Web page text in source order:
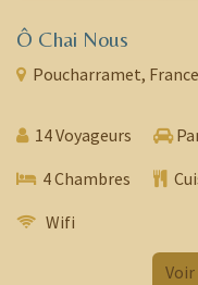
Ô Chai Nous
Poucharramet, France
14 Voyageurs
4 Chambres
Wifi